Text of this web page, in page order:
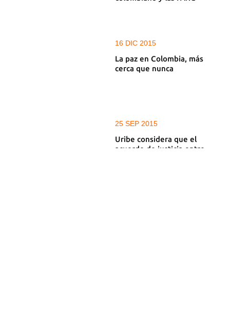
16 DIC 2015
La paz en Colombia, más
cerca que nunca
25 SEP 2015
Uribe considera que el
acuerdo de justicia entre